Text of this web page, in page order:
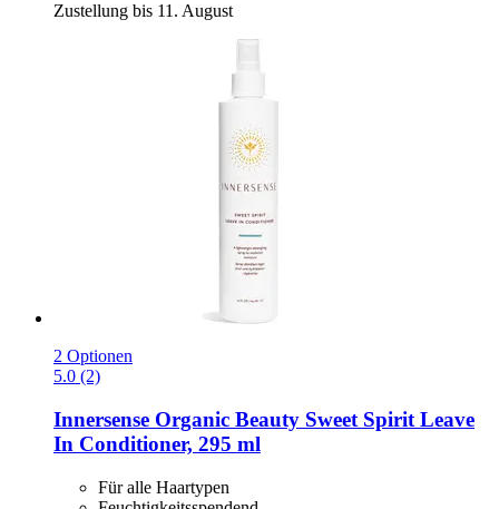
Zustellung bis 11. August
2 Optionen
5.0 (2)
Innersense Organic Beauty Sweet Spirit Leave
In Conditioner, 295 ml
Für alle Haartypen